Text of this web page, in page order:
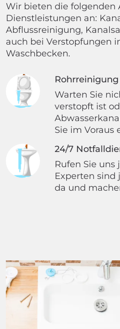
Wir bieten die folgenden
Dienstleistungen an:
Abflussreinigung,
auch bei Verstopfungen
Waschbecken.
Warten Sie
verstopft ist
Sie im Voraus
24/7
Rufen Sie uns
Experten sind
da und